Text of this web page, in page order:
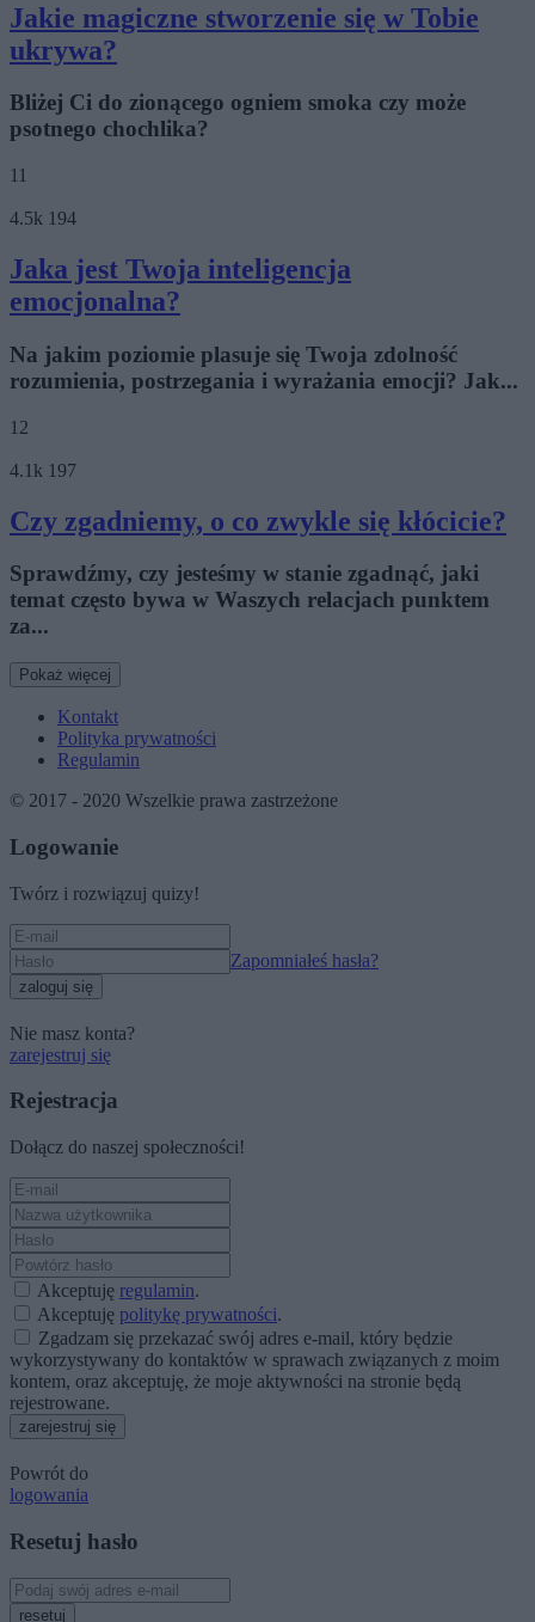
Jakie magiczne stworzenie się w Tobie
ukrywa?
Bliżej Ci do zionącego ogniem smoka czy może
psotnego chochlika?
11
4.5k 194
Jaka jest Twoja inteligencja
emocjonalna?
Na jakim poziomie plasuje się Twoja zdolność
rozumienia, postrzegania i wyrażania emocji? Jak...
12
4.1k 197
Czy zgadniemy, o co zwykle się kłócicie?
Sprawdźmy, czy jesteśmy w stanie zgadnąć, jaki
temat często bywa w Waszych relacjach punktem
za...
Pokaż więcej
Kontakt
Polityka prywatności
Regulamin
© 2017 - 2020 Wszelkie prawa zastrzeżone
Logowanie
Twórz i rozwiązuj quizy!
Zapomniałeś hasła?
zaloguj się
Nie masz konta?
zarejestruj się
Rejestracja
Dołącz do naszej społeczności!
Akceptuję regulamin.
Akceptuję politykę prywatności.
Zgadzam się przekazać swój adres e-mail, który będzie
wykorzystywany do kontaktów w sprawach związanych z moim
kontem, oraz akceptuję, że moje aktywności na stronie będą
rejestrowane.
zarejestruj się
Powrót do
logowania
Resetuj hasło
resetuj